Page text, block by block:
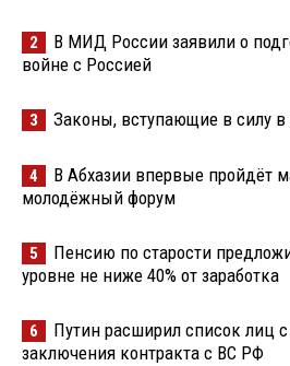
2
В МИД России заявили о
войне с Россией
3 Законы, вступающие в силу в
4
В Абхазии впервые пройдёт
молодёжный форум
5
Пенсию по старости
уровне не ниже 40% от заработка
6
Путин расширил список лиц
заключения контракта с ВС РФ